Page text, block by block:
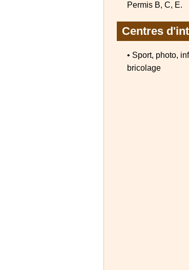
Permis B, C, E.
Centres
• Sport, photo,
bricolage